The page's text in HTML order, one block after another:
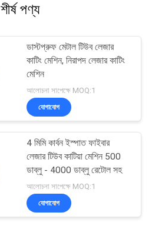
শীর্ষ পণ্য
ডাস্টপ্রুফ মেটাল টিউব লেজার
কাটিং মেশিন, নিরাপদ লেজার কাটিং
মেশিন
আলোচনা সাপেক্ষে MOQ:1
যোগাযোগ
4 মিমি কার্বন ইস্পাত ফাইবার
লেজার টিউব কাটিয়া মেশিন 500
ডাব্লু - 4000 ডাব্লু রেটোল সহ
আলোচনা সাপেক্ষে MOQ:1
যোগাযোগ